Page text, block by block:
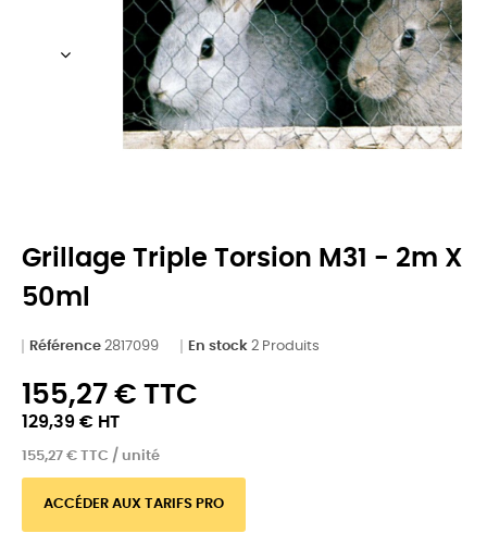
Grillage Triple Torsion M31 - 2m X
50ml
Référence 2817099 En stock 2 Produits
155,27 € TTC
129,39 € HT
155,27 € TTC / unité
ACCÉDER AUX TARIFS PRO